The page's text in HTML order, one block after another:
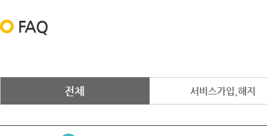
FAQ
전체 서비스가입,해지